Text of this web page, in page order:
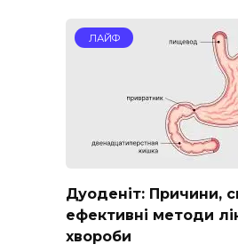
ЛАЙФ
Дуоденіт: Причини,
ефективні методи
хвороби